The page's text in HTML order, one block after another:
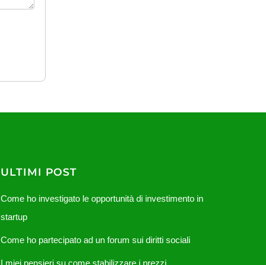
ULTIMI POST
Come ho investigato le opportunità di investimento in
startup
Come ho partecipato ad un forum sui diritti sociali
I miei pensieri su come stabilizzare i prezzi